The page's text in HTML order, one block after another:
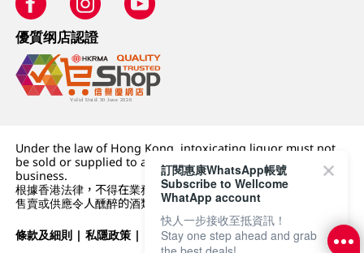
優質纲店認證
Under the law of Hong Kong, intoxicating liquor must not
be sold or supplied to a minor (under 18) in the course of
business.
根據香港法律，不得在業務過程中，向未成年人 (18 歲以下人士)
售賣或供應令人醺醉的酒類。
條款及細則 |私隱政策 | DFI零售集團
訂閱惠康WhatsApp帳號
Subscribe to Wellcome
WhatApp account
快人一步接收至抵資訊！
Stay one step ahead and grab